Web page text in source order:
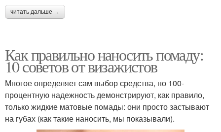
читать дальше →
Как правильно наносить помаду:
10 советов от визажистов
Многое определяет сам выбор средства, но 100-
процентную надежность демонстрируют, как правило,
только жидкие матовые помады: они просто застывают
на губах (как такие наносить, мы показывали).